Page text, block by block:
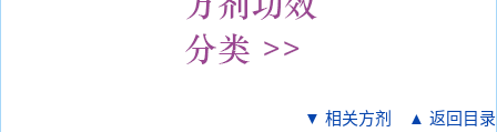
▼ 相关方剂 ▲ 返回目录